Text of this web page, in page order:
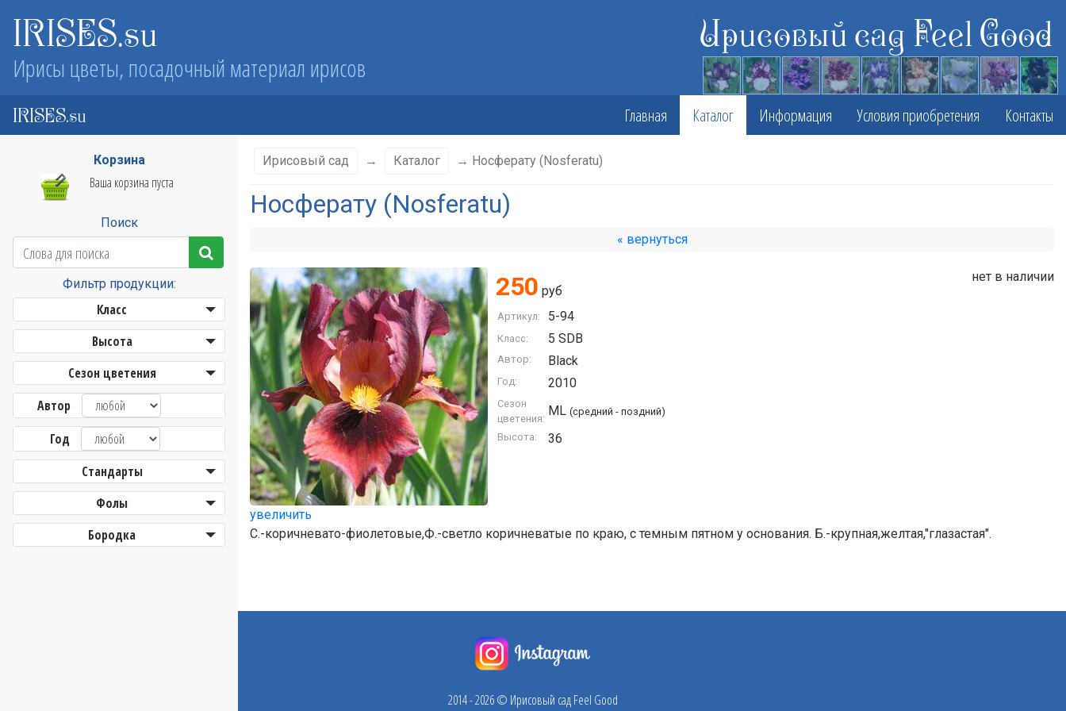
IRISES.su Ирисовый сад Feel Good
Ирисы цветы, посадочный материал ирисов
IRISES.su Главная Каталог Информация Условия приобретения Контакты
Корзина
Ваша корзина пуста
Поиск
Фильтр продукции:
Класс
Высота
Сезон цветения
Автор
Год
Стандарты
Фолы
Бородка
Ирисовый сад → Каталог → Носферату (Nosferatu)
Носферату (Nosferatu)
« вернуться
увеличить
250 руб
нет в наличии
Артикул: 5-94
Класс: 5 SDB
Автор: Black
Год: 2010
Сезон
цветения:
ML (средний - поздний)
Высота: 36
C.-коричневато-фиолетовые,Ф.-светло коричневатые по краю, с темным пятном у основания. Б.-крупная,желтая,"глазастая".
2014 - 2026 © Ирисовый сад Feel Good